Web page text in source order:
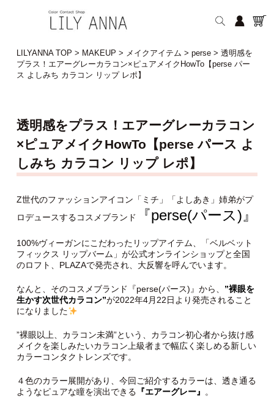
LILYANNA TOP > MAKEUP > メイクアイテム > perse> 透明感を
プラス！エアーグレーカラコン×ピュアメイクHowTo【perse パー
ス よしみち カラコン リップ レポ】
透明感をプラス！エアーグレーカラコン
×ピュアメイクHowTo【perse パース よ
しみち カラコン リップ レポ】
Z世代のファッションアイコン「ミチ」「よしあき」姉弟がプ
ロデュースするコスメブランド
『perse(パース)』
100%ヴィーガンにこだわったリップアイテム、「ベルベット
フィックス リップバーム」が公式オンラインショップと全国
のロフト、PLAZAで発売され、大反響を呼んでいます。
なんと、そのコスメブランド『perse(パース)』から、 ”裸眼を
生かす次世代カラコン”が2022年4月22日より発売されること
になりました
”裸眼以上、カラコン未満”という、カラコン初心者から抜け感
メイクを楽しみたいカラコン上級者まで幅広く楽しめる新しい
カラーコンタクトレンズです。
４色のカラー展開があり、今回ご紹介するカラーは、透き通る
ようなピュアな瞳を演出できる 『エアーグレー』 。